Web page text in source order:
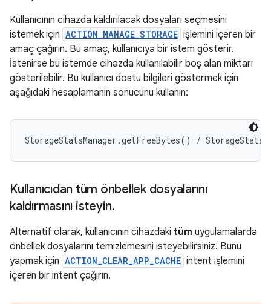
Kullanıcının cihazda kaldırılacak dosyaları seçmesini
istemek için ACTION_MANAGE_STORAGE işlemini içeren bir
amaç çağırın. Bu amaç, kullanıcıya bir istem gösterir.
İstenirse bu istemde cihazda kullanılabilir boş alan miktarı
gösterilebilir. Bu kullanıcı dostu bilgileri göstermek için
aşağıdaki hesaplamanın sonucunu kullanın:
Kullanıcıdan tüm önbellek dosyalarını
kaldırmasını isteyin.
Alternatif olarak, kullanıcının cihazdaki tüm uygulamalarda
önbellek dosyalarını temizlemesini isteyebilirsiniz. Bunu
yapmak için ACTION_CLEAR_APP_CACHE intent işlemini
içeren bir intent çağırın.